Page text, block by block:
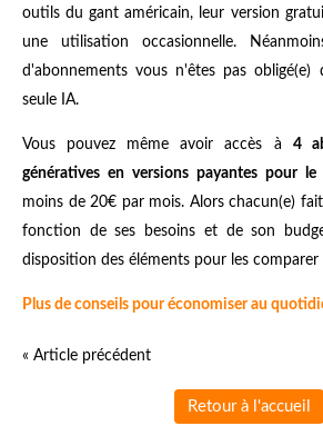
outils du gant américain, leur version
une utilisation occasionnelle.
d'abonnements vous n'êtes pas
seule IA.
Vous pouvez même avoir accès à 4
génératives en versions payantes pour
moins de 20€ par mois. Alors chacun(e)
fonction de ses besoins et de son
disposition des éléments pour les
Plus de conseils pour économiser au
« Article précédent
Retour à l'accueil